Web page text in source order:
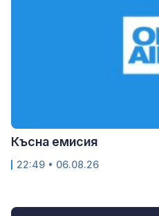
Късна емисия
22:49 • 06.08.26